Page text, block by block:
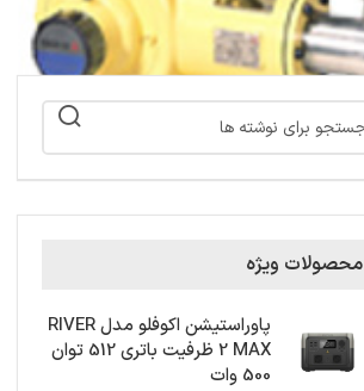
محصولات ویژه
پاوراستیشن اکوفلو مدل RIVER
2 MAX ظرفیت باتری 512 توان
500 وات